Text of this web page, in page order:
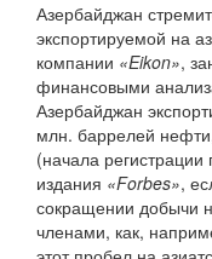
Азербайджан
экспортируемой на
компании «Eikon»,
финансовыми
Азербайджан
млн. баррелей
(начала
издания «Forbes»,
сокращении добычи
членами, как,